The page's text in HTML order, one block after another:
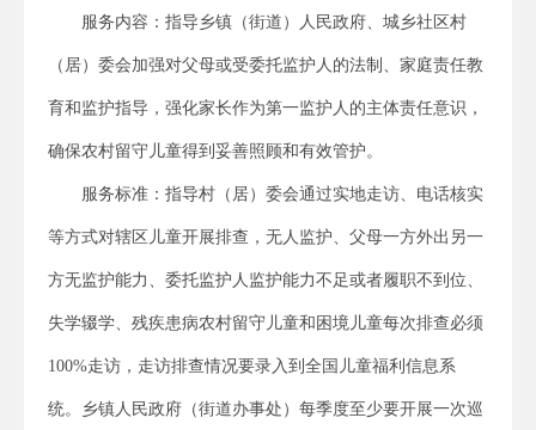
服务内容：指导乡镇（街道）人民政府、城乡社区村
（居）委会加强对父母或受委托监护人的法制、家庭责任教
育和监护指导，强化家长作为第一监护人的主体责任意识，
确保农村留守儿童得到妥善照顾和有效管护。
服务标准：指导村（居）委会通过实地走访、电话核实
等方式对辖区儿童开展排查，无人监护、父母一方外出另一
方无监护能力、委托监护人监护能力不足或者履职不到位、
失学辍学、残疾患病农村留守儿童和困境儿童每次排查必须
100%走访，走访排查情况要录入到全国儿童福利信息系
统。乡镇人民政府（街道办事处）每季度至少要开展一次巡